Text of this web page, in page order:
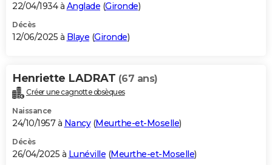
22/04/1934 à Anglade (Gironde)
Décès
12/06/2025 à Blaye (Gironde)
Henriette LADRAT (67 ans)
Créer une cagnotte obsèques
Naissance
24/10/1957 à Nancy(Meurthe-et-Moselle)
Décès
26/04/2025 à Lunéville (Meurthe-et-Moselle)